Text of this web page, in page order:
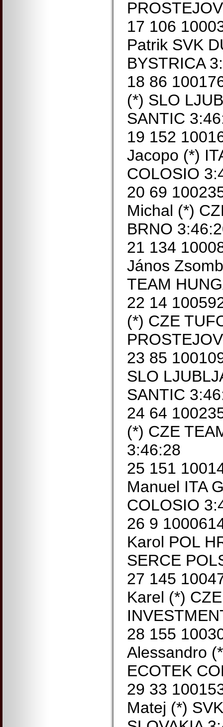
17 106
Patrik SVK
BYSTRICA
18 86
(*) SLO
SANTIC
19 152
Jacopo (*)
COLOSIO
20 69
Michal (*)
BRNO
21 134
János
TEAM
22 14
(*) CZE
23 85
SLO
SANTIC
24 64
(*) CZE
3:46:28
25 151
Manuel ITA
COLOSIO
26 9
Karol POL
SERCE
27 145
Karel (*)
28 155
Alessandro
ECOTEK
29 33
Matej (*)